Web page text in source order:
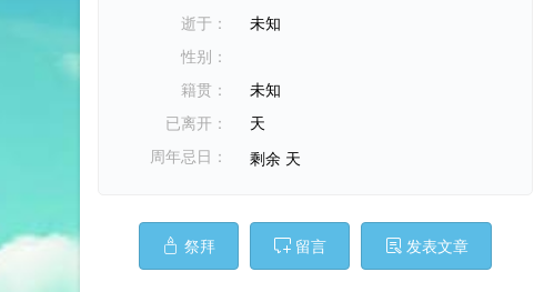
逝于：
未知
性别：
籍贯：
未知
已离开：
天
周年忌日：
剩余 天
祭拜 留言 发表文章